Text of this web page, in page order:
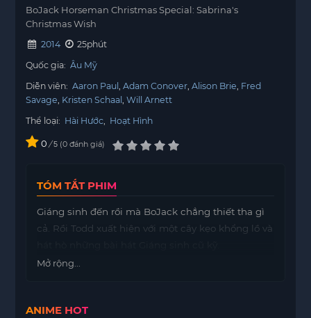
BoJack Horseman Christmas Special: Sabrina's
Christmas Wish
2014
25phút
Quốc gia: Âu Mỹ
Diễn viên: Aaron Paul Adam Conover Alison Brie Fred
Savage Kristen Schaal Will Arnett
Thể loại: Hài Hước, Hoạt Hình
0 / 5 0 đánh giá
TÓM TẮT PHIM
Giáng sinh đến rồi mà BoJack chẳng thiết tha gì
cả. Rồi Todd xuất hiện với một cây kẹo khổng lồ và
Mở rộng...
ANIME HOT